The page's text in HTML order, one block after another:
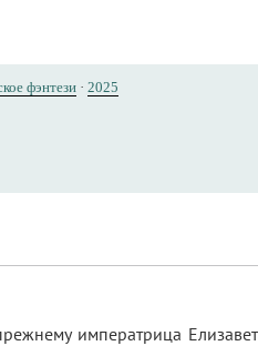
фэнтези · 2025
императрица